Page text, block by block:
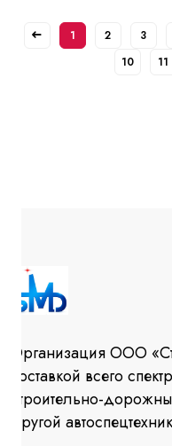
1 2 3
10
11
Организация ООО
поставкой всего
строительно-
другой